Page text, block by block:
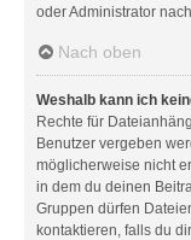
oder Administrator
Nach oben
Weshalb kann ich
Rechte für
Benutzer vergeben
möglicherweise nicht
in dem du deinen
Gruppen dürfen
kontaktieren, falls du